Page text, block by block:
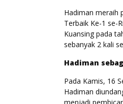
Hadiman meraih
Terbaik Ke-1 se-
Kuansing pada
sebanyak 2 kali
Hadiman
Pada Kamis, 16
Hadiman